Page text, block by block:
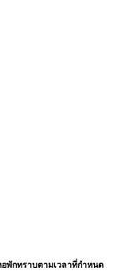
อพักทราบตามเวลาที่กำหนด